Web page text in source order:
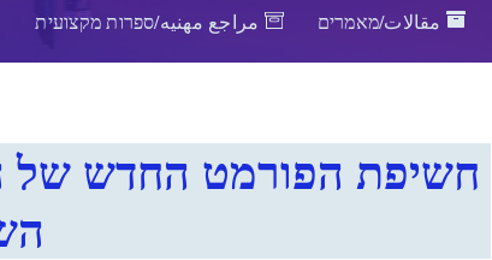
مقالات/מאמרים مراجع مهنيه/ספרות מקצועית
חשיפת הפורמט החדש של